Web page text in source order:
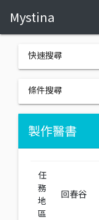
Mystina
快速搜尋
條件搜尋
製作醫書
任
務
地
區
回春谷